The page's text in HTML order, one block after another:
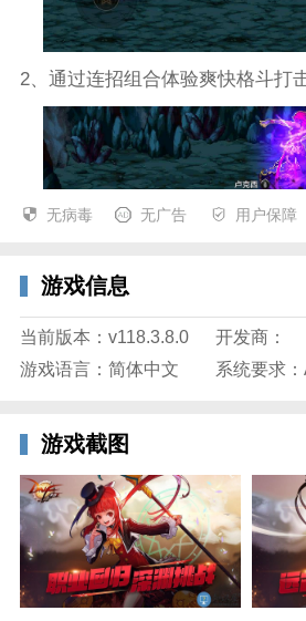
2、通过连招组合体验爽快格斗打
3、收集史诗装备参与多人团队攻
无病毒 无广告 用户保障
游戏信息
当前版本：v118.3.8.0
开发商：
游戏语言：简体中文
系统要求
游戏截图